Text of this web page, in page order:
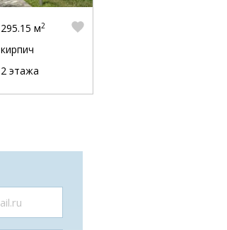
295.15 м2
кирпич
2 этажа